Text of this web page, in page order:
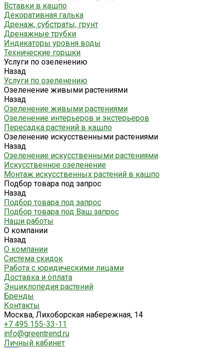
Вставки в кашпо
Декоративная галька
Дренаж, субстраты, грунт
Дренажные трубки
Индикаторы уровня воды
Технические горшки
Услуги по озеленению
Назад
Услуги по озеленению
Озеленение живыми растениями
Назад
Озеленение живыми растениями
Озеленение интерьеров и экстерьеров
Пересадка растений в кашпо
Озеленение искусственными растениями
Назад
Озеленение искусственными растениями
Искусственное озеленение
Монтаж искусственных растений в кашпо
Подбор товара под запрос
Назад
Подбор товара под запрос
Подбор товара под Ваш запрос
Наши работы
О компании
Назад
О компании
Система скидок
Работа с юридическими лицами
Доставка и оплата
Энциклопедия растений
Бренды
Контакты
Москва, Лихоборская набережная, 14
+7 495 155-33-11
info@greentrend.ru
Личный кабинет